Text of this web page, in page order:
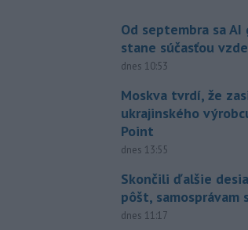
Od septembra sa
stane súčasťou
dnes 10:53
Moskva tvrdí, že
ukrajinského
Point
dnes 13:55
Skončili ďalšie
pôšt, samosprávam
dnes 11:17